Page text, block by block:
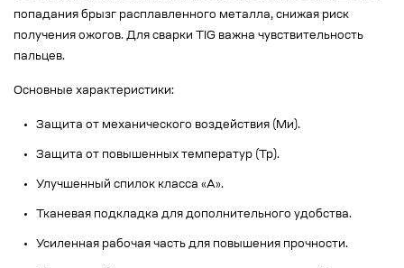
попадания брызг расплавленного металла, снижая риск
получения ожогов. Для сварки TIG важна чувствительность
пальцев.
Основные характеристики:
Защита от механического воздействия (Ми).
Защита от повышенных температур (Тр).
Улучшенный спилок класса «А».
Тканевая подкладка для дополнительного удобства.
Усиленная рабочая часть для повышения прочности.